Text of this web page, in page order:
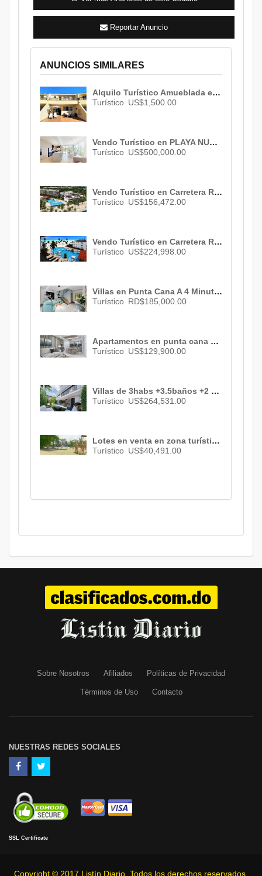
Reportar Anuncio
ANUNCIOS SIMILARES
Alquilo Turístico Amueblada en Metro Country Club, Juan Dolio , San Pedro De Macorís , 3 habs. , 2 baños , 2 parqueos , ID 327
Turístico US$1,500.00
Vendo Turístico en PLAYA NUEVA ROMANA , 3 habs., 4 baños , 2 parqueos , US$ 500,000.00
Turístico US$500,000.00
Vendo Turístico en Carretera Romana-San Pedro De Macoris , La Romana , ID 3033
Turístico US$156,472.00
Vendo Turístico en Carretera Romana , La Romana , ID 3027
Turístico US$224,998.00
Villas en Punta Cana A 4 Minutos de la Playa, RD$ 185,000.00
Turístico RD$185,000.00
Apartamentos en punta cana de 2 habs. , 2 baños , 1 parqueo , US$ 129,900.00
Turístico US$129,900.00
Villas de 3habs +3.5baños +2 parqueos a 7 minutos de la playa en punta cana.US$ 264,531.00
Turístico US$264,531.00
Lotes en venta en zona turística de Bayaguana, Monte Plata ID- 1406
Turístico US$40,491.00
Sobre Nosotros Afiliados Políticas de Privacidad
Términos de Uso Contacto
NUESTRAS REDES SOCIALES
SSL Certificate
Copyright © 2017 Listín Diario. Todos los derechos reservados.